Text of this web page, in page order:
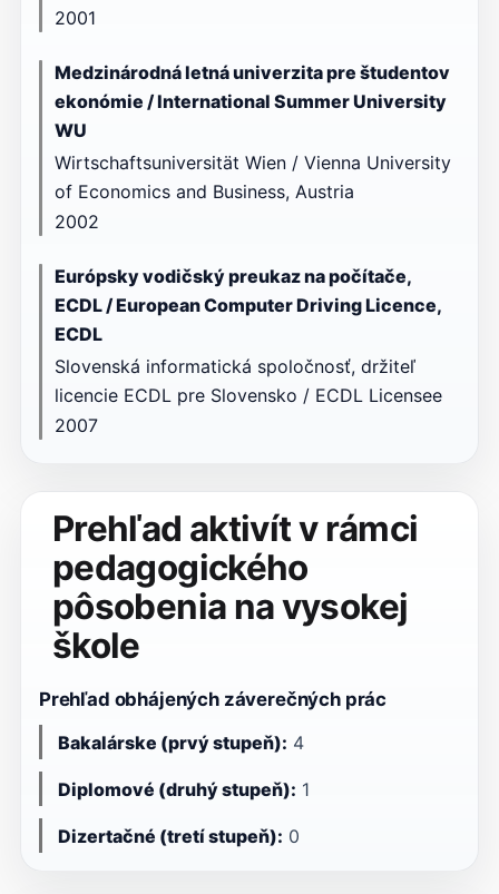
2001
Medzinárodná letná univerzita pre študentov
ekonómie / International Summer University
WU
Wirtschaftsuniversität Wien / Vienna University
of Economics and Business, Austria
2002
Európsky vodičský preukaz na počítače,
ECDL / European Computer Driving Licence,
ECDL
Slovenská informatická spoločnosť, držiteľ
licencie ECDL pre Slovensko / ECDL Licensee
2007
Prehľad aktivít v rámci
pedagogického
pôsobenia na vysokej
škole
Prehľad obhájených záverečných prác
Bakalárske (prvý stupeň): 4
Diplomové (druhý stupeň): 1
Dizertačné (tretí stupeň): 0